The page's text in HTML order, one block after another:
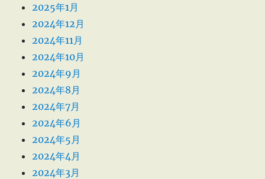
2025年1月
2024年12月
2024年11月
2024年10月
2024年9月
2024年8月
2024年7月
2024年6月
2024年5月
2024年4月
2024年3月